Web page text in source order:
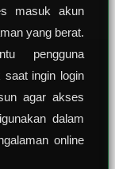
masuk akun
yang berat.
pengguna
saat ingin login
agar akses
dalam
online